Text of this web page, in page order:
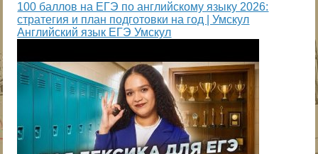
100 баллов на ЕГЭ по английскому языку 2026:
стратегия и план подготовки на год | Умскул
Английский язык ЕГЭ Умскул